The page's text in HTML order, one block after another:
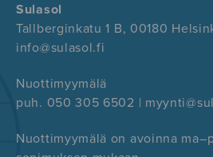
Sulasol
Tallberginkatu 1 B, 00180
info@sulasol.fi
Nuottimyymälä
puh. 050 305 6502 |
Nuottimyymälä on avoinna